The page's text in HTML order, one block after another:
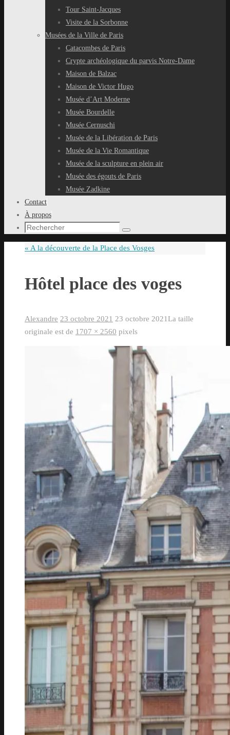
Tour Saint-Jacques
Visite de la Sorbonne
Musées de la Ville de Paris
Catacombes de Paris
Crypte archéologique du parvis Notre-Dame
Maison de Balzac
Maison de Victor Hugo
Musée d’Art Moderne
Musée Bourdelle
Musée Cernuschi
Musée de la Libération de Paris
Musée de la Vie Romantique
Musée de la sculpture en plein air
Musée des égouts de Paris
Musée Zadkine
Contact
À propos
Recherche
:
Rechercher
« A la découverte de la Place des Vosges
Hôtel place des voges
Alexandre 23 octobre 2021 23 octobre 2021La taille
originale est de 1707 × 2560 pixels